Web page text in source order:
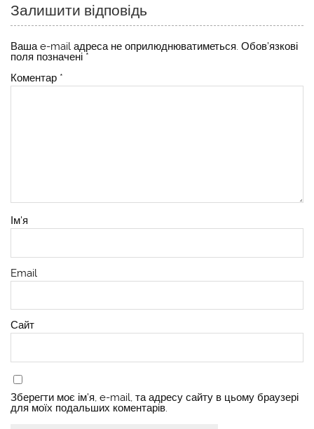
Залишити відповідь
Ваша e-mail адреса не оприлюднюватиметься. Обов’язкові
поля позначені *
Коментар *
Ім'я
Email
Сайт
Зберегти моє ім'я, e-mail, та адресу сайту в цьому браузері
для моїх подальших коментарів.